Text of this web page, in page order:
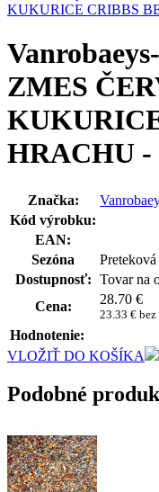
ZMES
HRACHU -
Značka:
Kód výrobku:
EAN:
Sezóna
Preteková
Dostupnosť: Tovar na
Cena:
28.70 €
23.33 € bez
Hodnotenie:
VLOŽIŤ DO KOŠÍKA
Podobné